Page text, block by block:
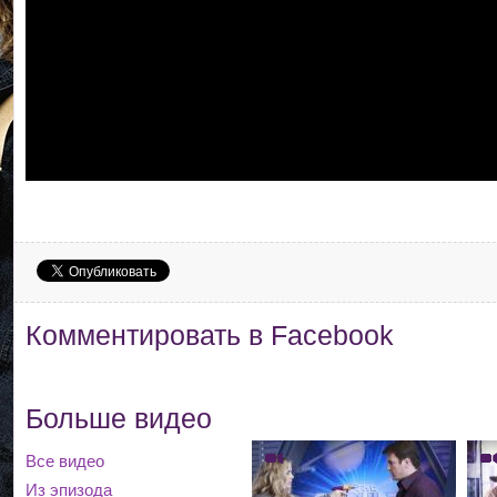
Комментировать в Facebook
Больше видео
Все видео
Из эпизода